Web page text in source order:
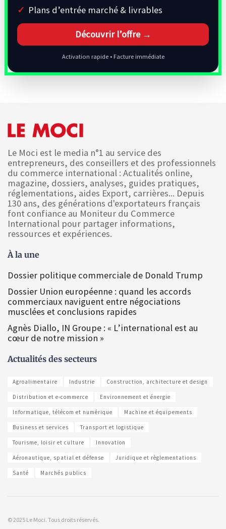
Plans d’entrée marché & livrables
Découvrir l’offre →
Activation rapide • Facture immédiate
Le Moci est le media n°1 au service des
entrepreneurs, des conseillers et des professionnels
du commerce international : Actualités online,
magazine, dossiers, analyses, guides pratiques,
réglementations, aides Export, carrières... Depuis
130 ans, des générations d'exportateurs français
font confiance au Moniteur du Commerce
International pour partager informations,
ressources et expériences.
À la une
Dossier politique commerciale de Donald Trump
Dossier Union européenne : quand les accords
commerciaux naviguent entre négociations
musclées et conclusions rapides
Agnès Diallo, IN Groupe : « L’international est au
cœur de notre mission »
Actualités des secteurs
Agroalimentaire Industrie Construction, architecture et design
Distribution et e-commerce Environnement et énergie
Informatique, télécom et numérique Machine et équipements
Business et services Transport et logistique
Tourisme, loisir et culture Innovation
Aéronautique, spatial et défense Juridique et règlementations
Santé Marchés publics
© 2025 Le Moci. Tous droits réservés.